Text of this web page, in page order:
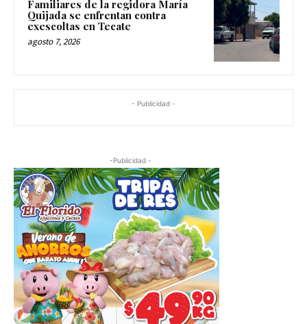
Familiares de la regidora María
Quijada se enfrentan contra
exescoltas en Tecate
agosto 7, 2026
- Publicidad -
-Publicidad -